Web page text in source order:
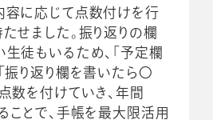
容に応じて点数付けを行
せました。振り返りの欄
徒もいるため、「予定欄
振り返り欄を書いたら〇
数を付けていき、年間
ことで、手帳を最大限活用